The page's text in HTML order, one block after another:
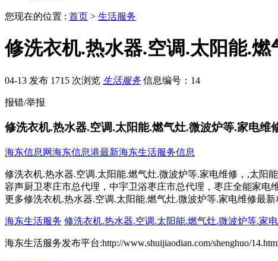
您现在的位置 : 首页 > 生活服务
修洗衣机.热水器.空调.太阳能.
04-13 发布 1715 次浏览 生活服务 信息编号：14
报错/举报
修洗衣机.热水器.空调.太阳能.燃气灶.微波炉等.家电维
海东信息网海东信息港最新海东生活服务信息
修洗衣机.热水器.空调.太阳能.燃气灶.微波炉等.家电维修，,太阳
容声厨卫枣庄市总代理，中宇卫浴枣庄市总代理，枣庄全能家电
更多修洗衣机.热水器.空调.太阳能.燃气灶.微波炉等.家电维修最新
海东生活服务 修洗衣机.热水器.空调.太阳能.燃气灶.微波炉等.家
海东生活服务发布平台:http://www.shuijiaodian.com/shenghuo/